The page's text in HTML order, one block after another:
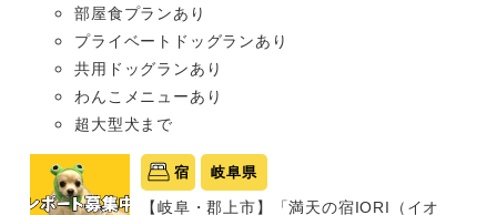
部屋食プランあり
プライベートドッグランあり
共用ドッグランあり
わんこメニューあり
超大型犬まで
宿 岐阜県
【岐阜・郡上市】「満天の宿IORI（イオ